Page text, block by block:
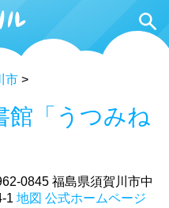
市 >
館「うつみね
0845 福島県須賀川市中
1 地図 公式ホームページ